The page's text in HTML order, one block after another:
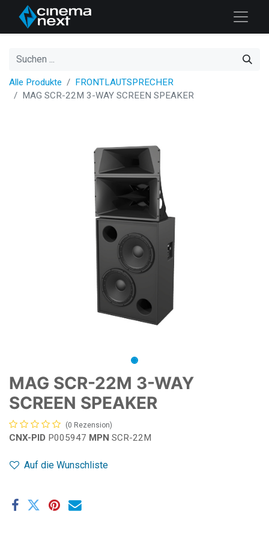
Alle Produkte
FRONTLAUTSPRECHER
MAG SCR-22M 3-WAY SCREEN SPEAKER
MAG SCR-22M 3-WAY
SCREEN SPEAKER
(0 Rezension)
CNX-PID P005947 MPN SCR-22M
Auf die Wunschliste